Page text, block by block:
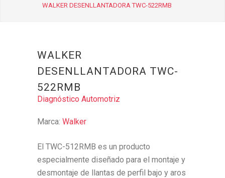
WALKER DESENLLANTADORA TWC-522RMB
WALKER
DESENLLANTADORA TWC-
522RMB
Diagnóstico Automotriz
Marca: Walker
El TWC-512RMB es un producto
especialmente diseñado para el montaje y
desmontaje de llantas de perfil bajo y aros